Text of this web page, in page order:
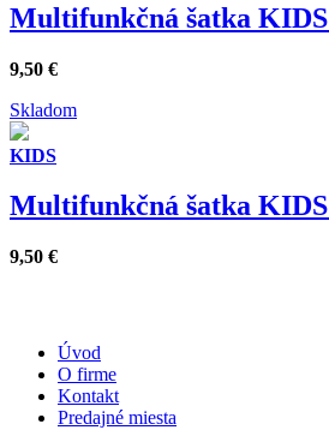
Multifunkčná šatka KIDS
9,50 €
Skladom
KIDS
Multifunkčná šatka KIDS
9,50 €
Úvod
O firme
Kontakt
Predajné miesta